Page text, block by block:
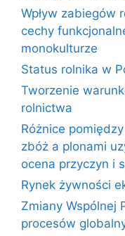
Wpływ zabiegów
cechy
monokulturze
Status rolnika w
Tworzenie
rolnictwa
Różnice
zbóż a plonami
ocena przyczyn i
Rynek żywności
Zmiany Wspólnej
procesów